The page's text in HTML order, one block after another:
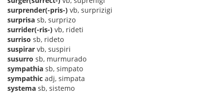
surprender(-pris-) vb, surprizigi
surprisa sb, surprizo
surrider(-ris-) vb, rideti
surriso sb, rideto
suspirar vb, suspiri
susurro sb, murmurado
sympathia sb, simpato
sympathic adj, simpata
systema sb, sistemo